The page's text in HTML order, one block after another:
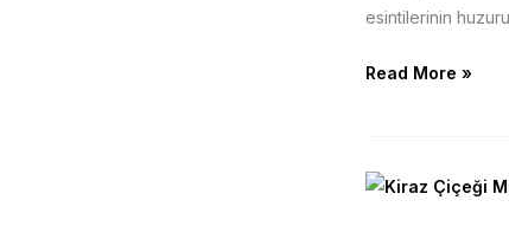
esintilerinin
Read More »
Kiraz